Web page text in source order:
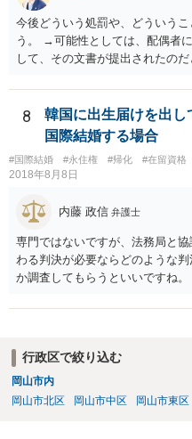
今後どういう処罰や、どういう
う。 →可能性としては、配偶者
して、その文書が提出されたの
規定されています。
8
韓国に出生届けを出し
国際結婚する場合
#国際結婚 #永住権 #帰化 #在留資格
2018年8月8日
内藤 政信 弁護士
専門ではないですが、法務局と
わる判決が必要ならどのような
か調査してもらうといいですね
行政区で絞り込む
岡山市内
岡山市北区
岡山市中区 岡山市東区